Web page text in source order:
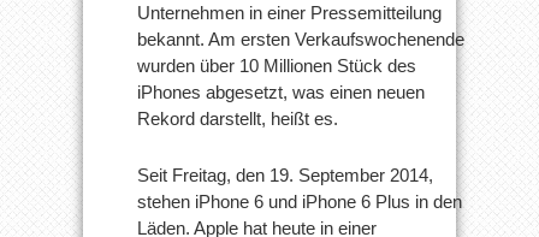
Unternehmen in einer Pressemitteilung
bekannt. Am ersten Verkaufswochenende
wurden über 10 Millionen Stück des
iPhones abgesetzt, was einen neuen
Rekord darstellt, heißt es.
Seit Freitag, den 19. September 2014,
stehen iPhone 6 und iPhone 6 Plus in den
Läden. Apple hat heute in einer